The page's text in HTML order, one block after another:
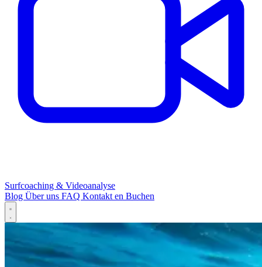
Surfcoaching & Videoanalyse
Blog Über uns FAQ Kontakten Buchen